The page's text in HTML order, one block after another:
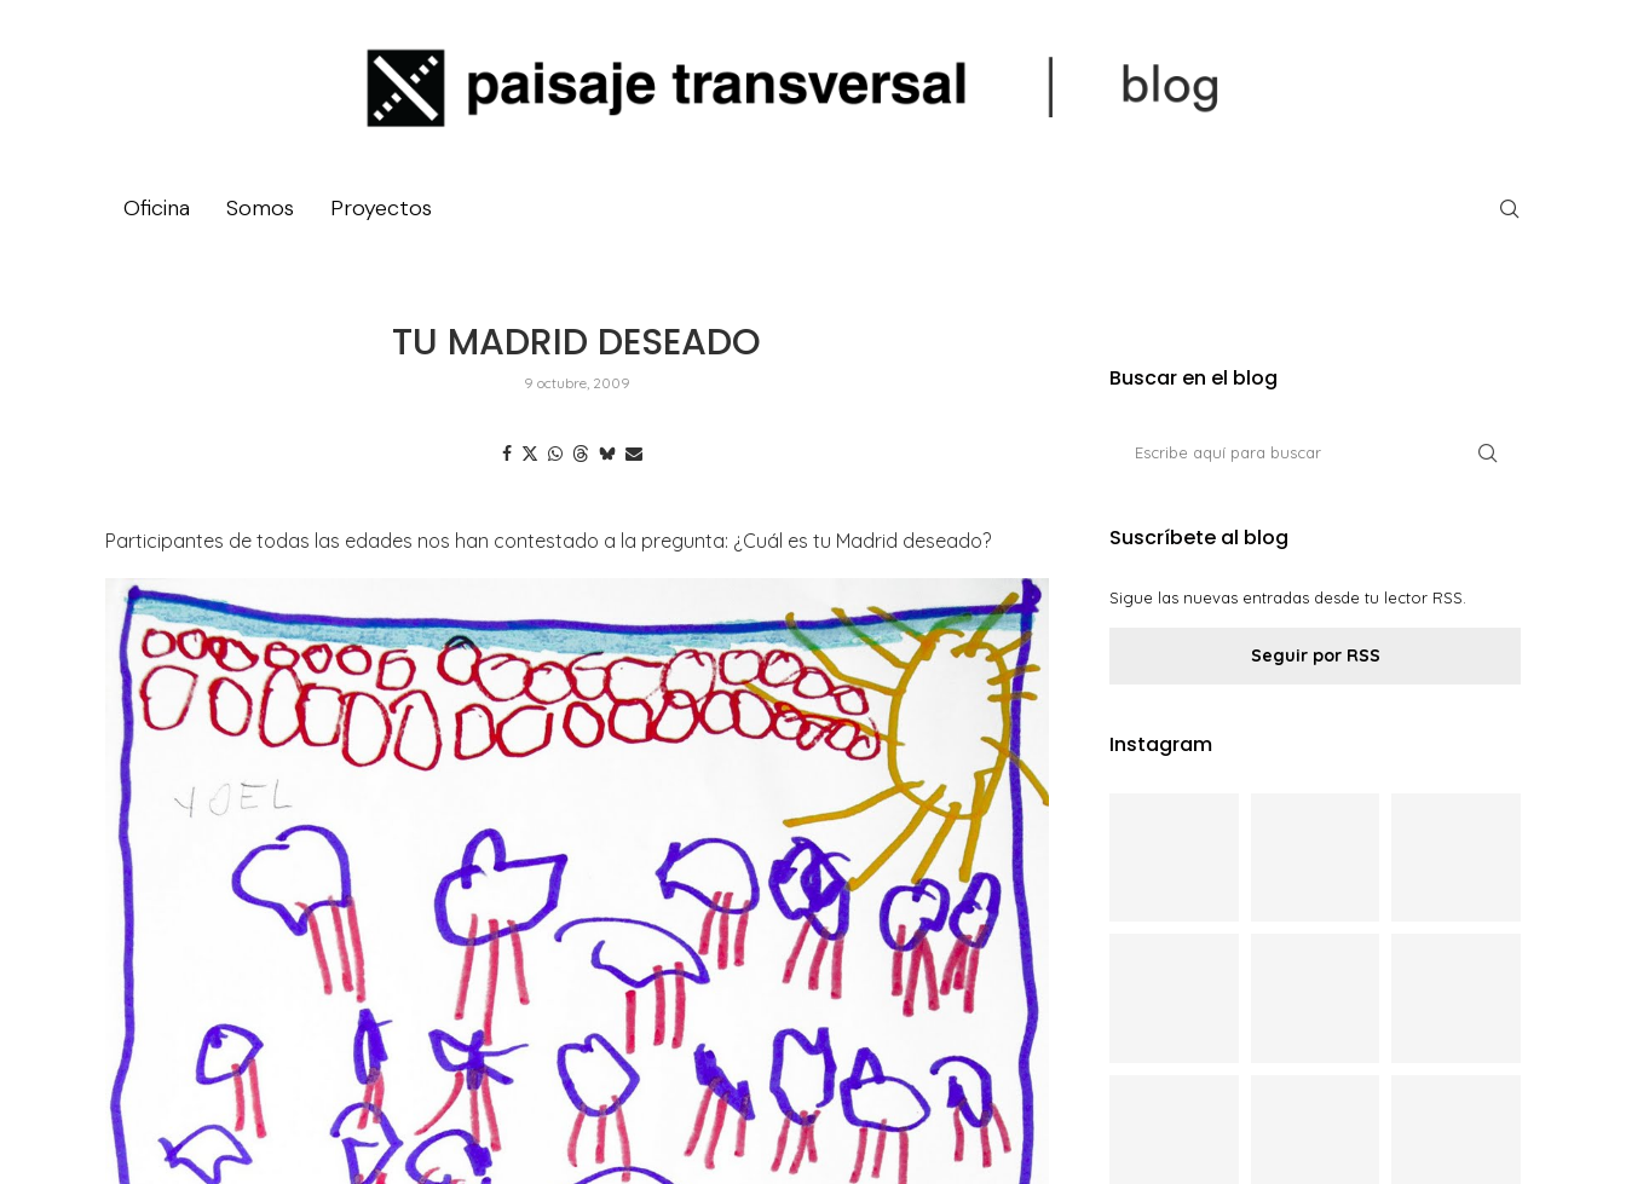
Oficina Somos Proyectos
TU MADRID DESEADO
9 octubre, 2009
Participantes de todas las edades nos han contestado a la pregunta: ¿Cuál es tu Madrid deseado?
Buscar en el blog
Suscríbete al blog
Sigue las nuevas entradas desde tu lector RSS.
Seguir por RSS
Instagram